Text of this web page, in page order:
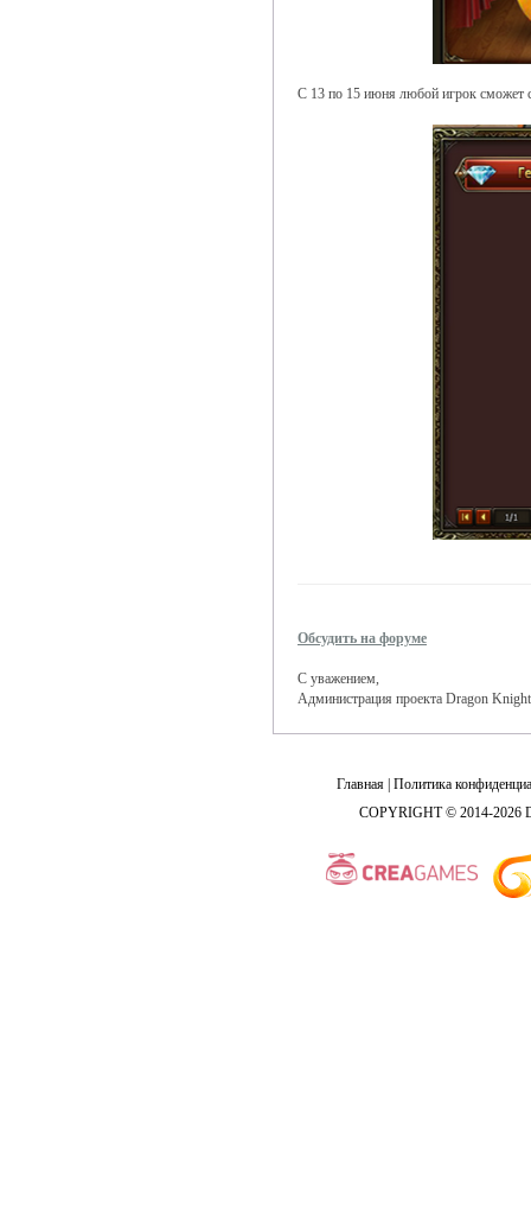
С 13 по 15 июня любой игрок сможет с
Обсудить на форуме
С уважением,
Администрация проекта Dragon Knight
Главная Политика
COPYRIGHT © 2014-2026